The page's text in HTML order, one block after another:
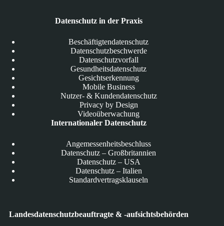
Datenschutz in der Praxis
Beschäftigtendatenschutz
Datenschutzbeschwerde
Datenschutzvorfall
Gesundheitsdatenschutz
Gesichtserkennung
Mobile Business
Nutzer- & Kundendatenschutz
Privacy by Design
Videoüberwachung
Internationaler Datenschutz
Angemessenheitsbeschluss
Datenschutz – Großbritannien
Datenschutz – USA
Datenschutz – Italien
Standardvertragsklauseln
Landesdatenschutzbeauftragte & -aufsichtsbehörden